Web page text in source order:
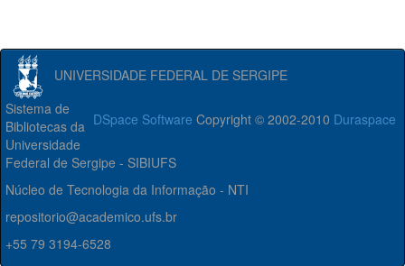
UNIVERSIDADE FEDERAL DE SERGIPE
DSpace Software Copyright © 2002-2010 Duraspace
Sistema de
Bibliotecas da
Universidade
Federal de Sergipe - SIBIUFS
Núcleo de Tecnologia da Informação - NTI
repositorio@academico.ufs.br
+55 79 3194-6528